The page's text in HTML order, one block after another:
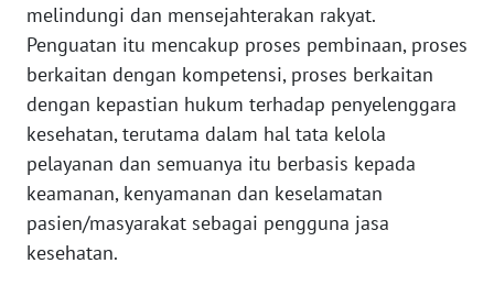
melindungi dan mensejahterakan rakyat.
Penguatan itu mencakup proses pembinaan, proses
berkaitan dengan kompetensi, proses berkaitan
dengan kepastian hukum terhadap penyelenggara
kesehatan, terutama dalam hal tata kelola
pelayanan dan semuanya itu berbasis kepada
keamanan, kenyamanan dan keselamatan
pasien/masyarakat sebagai pengguna jasa
kesehatan.
WN
RIAU
WN
SERAMBI
WN
JAMBI